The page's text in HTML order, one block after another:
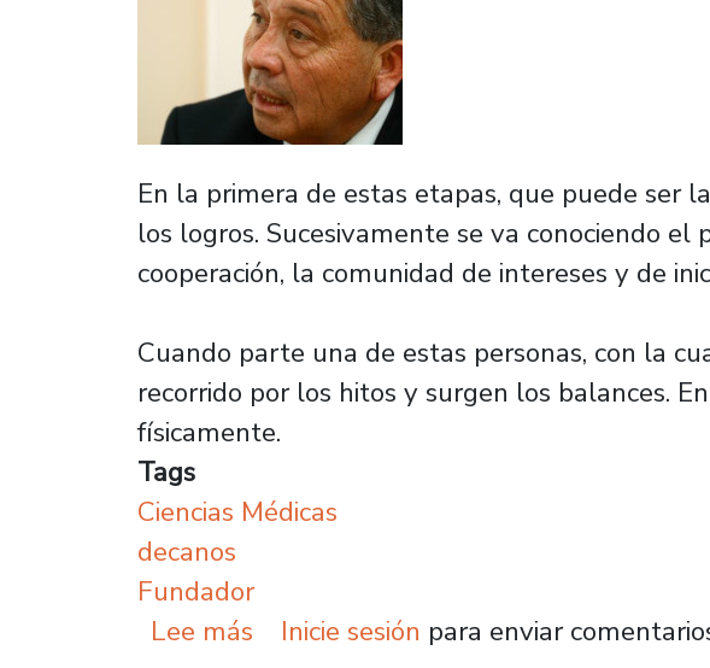
En la primera de estas etapas, que puede ser
los logros. Sucesivamente se va conociendo
cooperación, la comunidad de intereses y de
Cuando parte una de estas personas, con la
recorrido por los hitos y surgen los balances.
físicamente.
Tags
Ciencias Médicas
decanos
Fundador
Lee más sobre Columna de ex decanos: En
Inicie sesión para enviar